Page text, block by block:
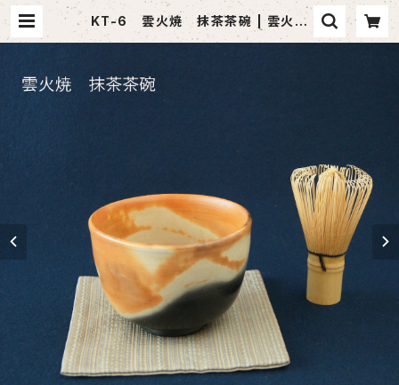
KT-6 雲火焼 抹茶茶碗 | 雲火焼
Webショップ